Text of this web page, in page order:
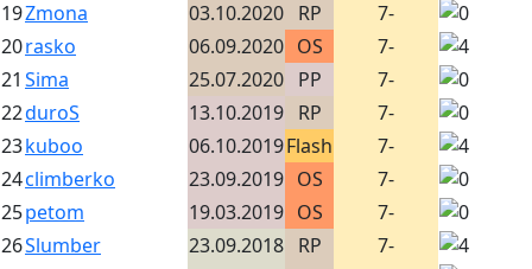
19Zmona 03.10.2020 RP
7-
20rasko 06.09.2020 OS
7-
21 Sima 25.07.2020 PP
7-
22duroS 13.10.2019 RP
7-
23kuboo 06.10.2019Flash
7-
24climberko 23.09.2019 OS
7-
25petom 19.03.2019 OS
7-
26Slumber 23.09.2018 RP
7-